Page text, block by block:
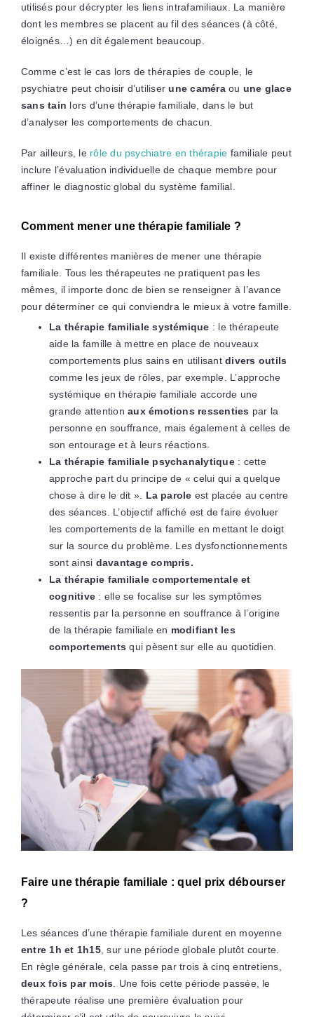
utilisés pour décrypter les liens intrafamiliaux. La manière
dont les membres se placent au fil des séances (à côté,
éloignés…) en dit également beaucoup.
Comme c’est le cas lors de thérapies de couple, le
psychiatre peut choisir d’utiliserune caméraou une glace
sans tain lors d’une thérapie familiale, dans le but
d’analyser les comportements de chacun.
Par ailleurs, le rôle du psychiatre en thérapie familiale peut
inclure l’évaluation individuelle de chaque membre pour
affiner le diagnostic global du système familial.
Comment mener une thérapie familiale ?
Il existe différentes manières de mener une thérapie
familiale. Tous les thérapeutes ne pratiquent pas les
mêmes, il importe donc de bien se renseigner à l’avance
pour déterminer ce qui conviendra le mieux à votre famille.
La thérapie familiale systémique : le thérapeute
aide la famille à mettre en place de nouveaux
comportements plus sains en utilisantdivers outils
comme les jeux de rôles, par exemple. L’approche
systémique en thérapie familiale accorde une
grande attentionaux émotions ressenties par la
personne en souffrance, mais également à celles de
son entourage et à leurs réactions.
La thérapie familiale psychanalytique: cette
approche part du principe de « celui qui a quelque
chose à dire le dit ». La parole est placée au centre
des séances. L’objectif affiché est de faire évoluer
les comportements de la famille en mettant le doigt
sur la source du problème. Les dysfonctionnements
sont ainsi davantage compris.
La thérapie familiale comportementale et
cognitive : elle se focalise sur les symptômes
ressentis par la personne en souffrance à l’origine
de la thérapie familiale en modifiant les
comportements qui pèsent sur elle au quotidien.
Faire une thérapie familiale : quel prix débourser
?
Les séances d’une thérapie familiale durent en moyenne
entre 1h et 1h15, sur une période globale plutôt courte.
En règle générale, cela passe par trois à cinq entretiens,
deux fois par mois . Une fois cette période passée, le
thérapeute réalise une première évaluation pour